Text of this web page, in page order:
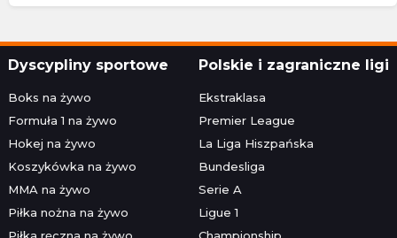
Dyscypliny sportowe
Boks na żywo
Formuła 1 na żywo
Hokej na żywo
Koszykówka na żywo
MMA na żywo
Piłka nożna na żywo
Polskie i zagraniczne ligi
Ekstraklasa
Premier League
La Liga Hiszpańska
Bundesliga
Serie A
Ligue 1